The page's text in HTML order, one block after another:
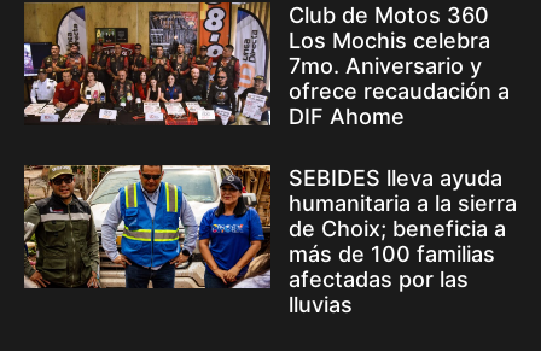
Club de Motos 360
Los Mochis celebra
7mo. Aniversario y
ofrece recaudación a
DIF Ahome
SEBIDES lleva ayuda
humanitaria a la sierra
de Choix; beneficia a
más de 100 familias
afectadas por las
lluvias